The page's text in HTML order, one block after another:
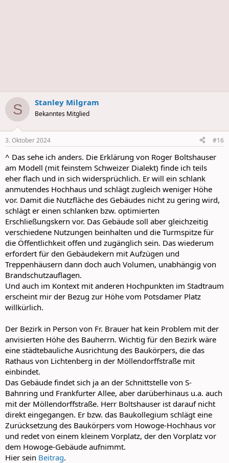
S Stanley Milgram
Bekanntes Mitglied
3. Oktober 2024 #16
^ Das sehe ich anders. Die Erklärung von Roger Boltshauser
am Modell (mit feinstem Schweizer Dialekt) finde ich teils
eher flach und in sich widersprüchlich. Er will ein schlank
anmutendes Hochhaus und schlägt zugleich weniger Höhe
vor. Damit die Nutzfläche des Gebäudes nicht zu gering wird,
schlägt er einen schlanken bzw. optimierten
Erschließungskern vor. Das Gebäude soll aber gleichzeitig
verschiedene Nutzungen beinhalten und die Turmspitze für
die Öffentlichkeit offen und zugänglich sein. Das wiederum
erfordert für den Gebäudekern mit Aufzügen und
Treppenhäusern dann doch auch Volumen, unabhängig von
Brandschutzauflagen.
Und auch im Kontext mit anderen Hochpunkten im Stadtraum
erscheint mir der Bezug zur Höhe vom Potsdamer Platz
willkürlich.
Der Bezirk in Person von Fr. Brauer hat kein Problem mit der
anvisierten Höhe des Bauherrn. Wichtig für den Bezirk wäre
eine städtebauliche Ausrichtung des Baukörpers, die das
Rathaus von Lichtenberg in der Möllendorffstraße mit
einbindet.
Das Gebäude findet sich ja an der Schnittstelle von S-
Bahnring und Frankfurter Allee, aber darüberhinaus u.a. auch
mit der Möllendorffstraße. Herr Boltshauser ist darauf nicht
direkt eingegangen. Er bzw. das Baukollegium schlägt eine
Zurücksetzung des Baukörpers vom Howoge-Hochhaus vor
und redet von einem kleinem Vorplatz, der den Vorplatz vor
dem Howoge-Gebäude aufnimmt.
Hier sein Beitrag.